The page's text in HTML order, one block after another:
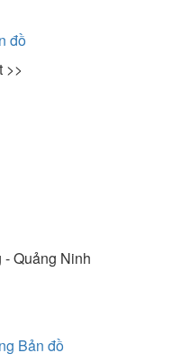
đồ
>>
Quảng Ninh
Bản đồ